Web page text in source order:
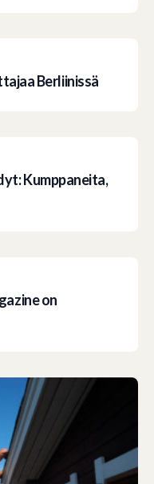
Berliinissä
Kumppaneita,
on